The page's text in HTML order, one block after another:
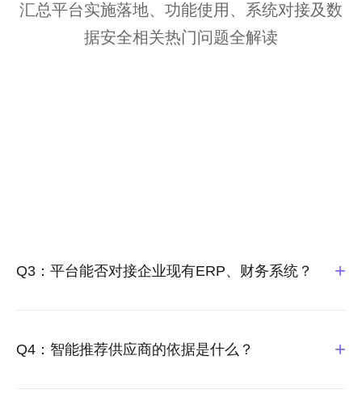
汇总平台实施落地、功能使用、系统对接及数
据安全相关热门问题全解读
Q3：平台能否对接企业现有ERP、财务系统？ +
Q4：智能推荐供应商的依据是什么？ +